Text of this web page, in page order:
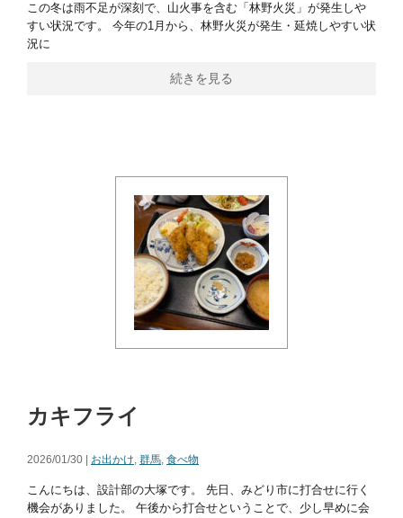
この冬は雨不足が深刻で、山火事を含む「林野火災」が発生しや
すい状況です。 今年の1月から、林野火災が発生・延焼しやすい状
況に
続きを見る
カキフライ
2026/01/30 | お出かけ, 群馬, 食べ物
こんにちは、設計部の大塚です。 先日、みどり市に打合せに行く
機会がありました。 午後から打合せということで、少し早めに会